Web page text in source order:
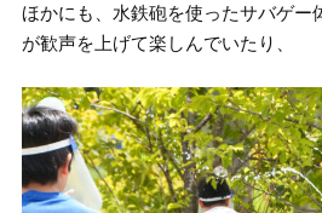
ほかにも、水鉄砲を使ったサバゲー
が歓声を上げて楽しんでいたり、